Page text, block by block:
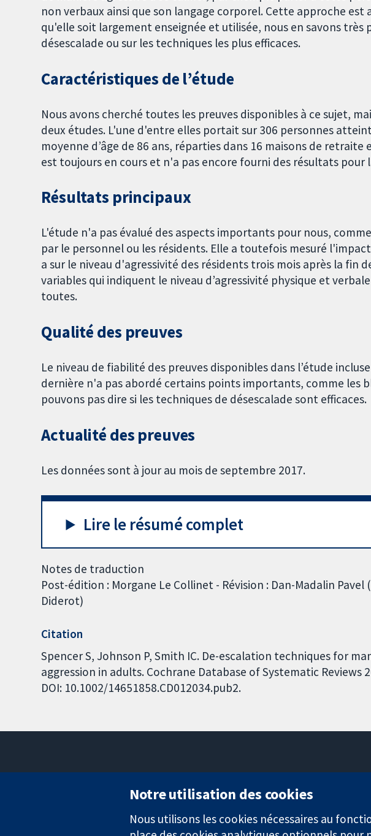
non verbaux ainsi que son langage corporel. Cette approche est
qu'elle soit largement enseignée et utilisée, nous en savons très
désescalade ou sur les techniques les plus efficaces.
Caractéristiques de l’étude
Nous avons cherché toutes les preuves disponibles à ce sujet,
deux études. L'une d'entre elles portait sur 306 personnes
moyenne d’âge de 86 ans, réparties dans 16 maisons de retraite
est toujours en cours et n'a pas encore fourni des résultats pour
Résultats principaux
L'étude n'a pas évalué des aspects importants pour nous,
par le personnel ou les résidents. Elle a toutefois mesuré
a sur le niveau d'agressivité des résidents trois mois après la fin
variables qui indiquent le niveau d’agressivité physique et
toutes.
Qualité des preuves
Le niveau de fiabilité des preuves disponibles dans l’étude
dernière n'a pas abordé certains points importants, comme les
pouvons pas dire si les techniques de désescalade sont efficaces.
Actualité des preuves
Les données sont à jour au mois de septembre 2017.
Lire le résumé complet
Notes de traduction
Post-édition : Morgane Le Collinet - Révision : Dan-Madalin Pavel
Diderot)
Citation
Spencer S, Johnson P, Smith IC. De-escalation techniques for
aggression in adults. Cochrane Database of Systematic Reviews
DOI: 10.1002/14651858.CD012034.pub2.
Londres
W1G0AN
Royaume-Uni
Notre utilisation des cookies
Nous utilisons les cookies nécessaires au